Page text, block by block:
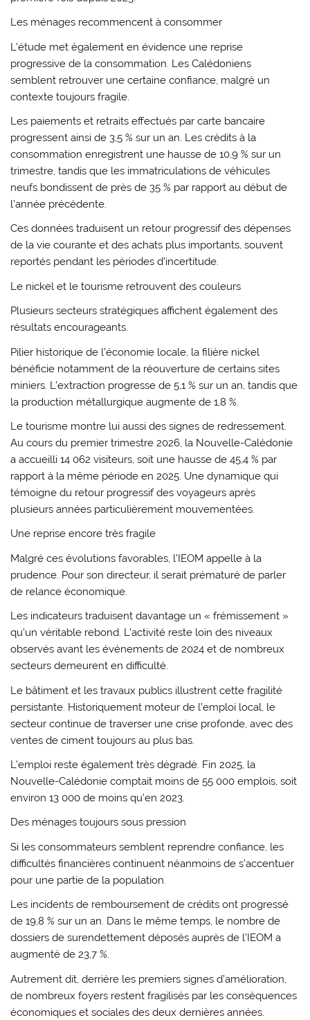
Les ménages recommencent à consommer
L’étude met également en évidence une reprise
progressive de la consommation. Les Calédoniens
semblent retrouver une certaine confiance, malgré un
contexte toujours fragile.
Les paiements et retraits effectués par carte bancaire
progressent ainsi de 3,5 % sur un an. Les crédits à la
consommation enregistrent une hausse de 10,9 % sur un
trimestre, tandis que les immatriculations de véhicules
neufs bondissent de près de 35 % par rapport au début de
l’année précédente.
Ces données traduisent un retour progressif des dépenses
de la vie courante et des achats plus importants, souvent
reportés pendant les périodes d’incertitude.
Le nickel et le tourisme retrouvent des couleurs
Plusieurs secteurs stratégiques affichent également des
résultats encourageants.
Pilier historique de l’économie locale, la filière nickel
bénéficie notamment de la réouverture de certains sites
miniers. L’extraction progresse de 5,1 % sur un an, tandis que
la production métallurgique augmente de 1,8 %.
Le tourisme montre lui aussi des signes de redressement.
Au cours du premier trimestre 2026, la Nouvelle-Calédonie
a accueilli 14 062 visiteurs, soit une hausse de 45,4 % par
rapport à la même période en 2025. Une dynamique qui
témoigne du retour progressif des voyageurs après
plusieurs années particulièrement mouvementées.
Une reprise encore très fragile
Malgré ces évolutions favorables, l’IEOM appelle à la
prudence. Pour son directeur, il serait prématuré de parler
de relance économique.
Les indicateurs traduisent davantage un « frémissement »
qu’un véritable rebond. L’activité reste loin des niveaux
observés avant les événements de 2024 et de nombreux
secteurs demeurent en difficulté.
Le bâtiment et les travaux publics illustrent cette fragilité
persistante. Historiquement moteur de l’emploi local, le
secteur continue de traverser une crise profonde, avec des
ventes de ciment toujours au plus bas.
L’emploi reste également très dégradé. Fin 2025, la
Nouvelle-Calédonie comptait moins de 55 000 emplois, soit
environ 13 000 de moins qu’en 2023.
Des ménages toujours sous pression
Si les consommateurs semblent reprendre confiance, les
difficultés financières continuent néanmoins de s’accentuer
pour une partie de la population.
Les incidents de remboursement de crédits ont progressé
de 19,8 % sur un an. Dans le même temps, le nombre de
dossiers de surendettement déposés auprès de l’IEOM a
augmenté de 23,7 %.
Autrement dit, derrière les premiers signes d’amélioration,
de nombreux foyers restent fragilisés par les conséquences
économiques et sociales des deux dernières années.